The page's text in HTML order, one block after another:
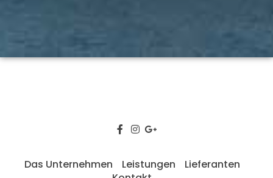
Das Unternehmen Leistungen
Lieferanten